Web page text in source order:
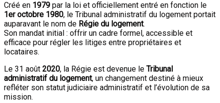
Créé en 1979 par la loi et officiellement entré en fonction le
1er octobre 1980, le Tribunal administratif du logement portait
auparavant le nom de Régie du logement.
Son mandat initial : offrir un cadre formel, accessible et
efficace pour régler les litiges entre propriétaires et
locataires.
Le 31 août 2020, la Régie est devenue le Tribunal
administratif du logement, un changement destiné à mieux
refléter son statut judiciaire administratif et l’évolution de sa
mission.